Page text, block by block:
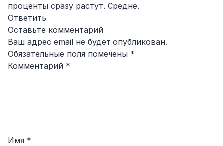
проценты сразу растут. Средне.
Ответить
Оставьте комментарий
Ваш адрес email не будет опубликован.
Обязательные поля помечены *
Комментарий *
Имя *